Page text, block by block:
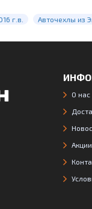
г.в. Авточехлы из
О нас
Акции